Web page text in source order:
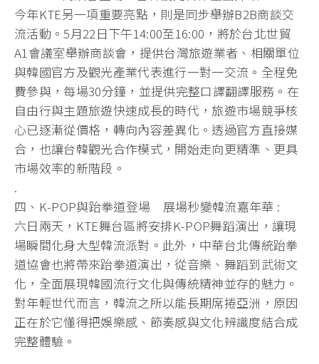
今年KTE另一項重要亮點，則是同步舉辦B2B商談交
流活動。5月22日下午14:00至16:00，將於台北世貿
A1會議室舉辦商談會，提供台灣旅遊業者、相關單位
與韓國官方及觀光產業代表進行一對一交流。全程免
費參與，每場30分鐘，並提供完整口譯翻譯服務。在
自由行與主題旅遊快速成長的時代，旅遊市場競爭核
心已逐漸從價格，轉向內容差異化。透過官方直接媒
合，也讓台韓觀光合作模式，開始走向更精準、更具
市場效率的新階段。
.
四、K-POP與跆拳道登場 展場秒變韓流嘉年華 :
六日兩天，KTE舞台區將安排K-POP舞蹈演出，讓現
場瞬間化身大型韓流派對。此外，中華台北傳統跆拳
道協會也將帶來跆拳道演出，從音樂、舞蹈到武術文
化，全面展現韓國流行文化與傳統精神並存的魅力。
對年輕世代而言，韓流之所以能長期席捲亞洲，原因
正在於它懂得把娛樂感、節奏感與文化辨識度結合成
完整體驗。
.